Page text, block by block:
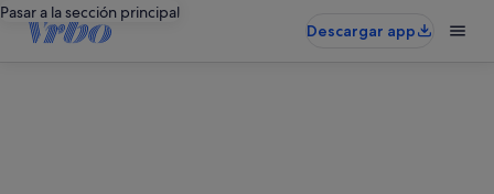
Pasar a la sección principal
Descargar app